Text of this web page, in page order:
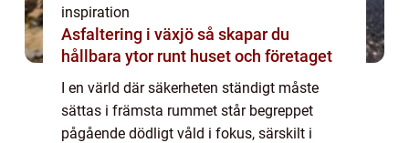
inspiration
Asfaltering i växjö så skapar du
hållbara ytor runt huset och företaget
I en värld där säkerheten ständigt måste
sättas i främsta rummet står begreppet
pågående dödligt våld i fokus, särskilt i